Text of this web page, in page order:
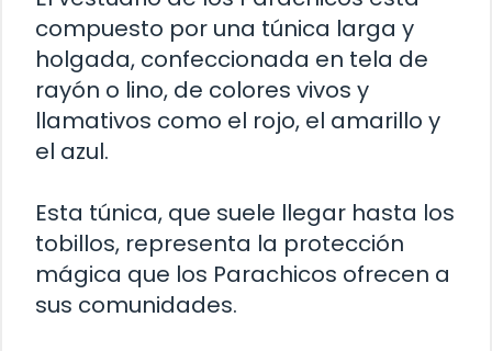
compuesto por una túnica larga y
holgada, confeccionada en tela de
rayón o lino, de colores vivos y
llamativos como el rojo, el amarillo y
el azul.
Esta túnica, que suele llegar hasta los
tobillos, representa la protección
mágica que los Parachicos ofrecen a
sus comunidades.